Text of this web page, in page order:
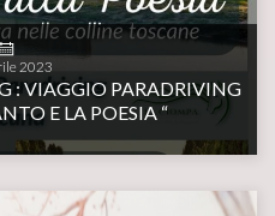
2023
: VIAGGIO PARADRIVING
E LA POESIA “